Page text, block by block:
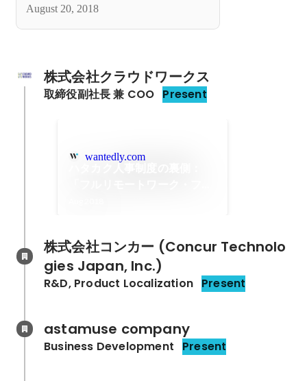
開始したワケ
August 20, 2018
株式会社クラウドワークス
取締役副社長 兼 COO Present
wantedly.com
株式会社コンカー (Concur Technolo
gies Japan, Inc.)
R&D, Product Localization Present
astamuse company
Business Development Present